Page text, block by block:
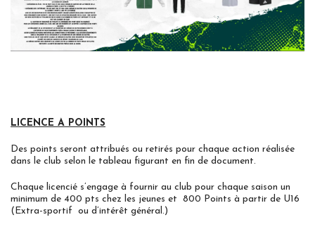
LICENCE A POINTS
Des points seront attribués ou retirés pour chaque action réalisée
dans le club selon le tableau figurant en fin de document.
Chaque licencié s’engage à fournir au club pour chaque saison un
minimum de 400 pts chez les jeunes et 800 Points à partir de U16
(Extra-sportif ou d’intérêt général.)